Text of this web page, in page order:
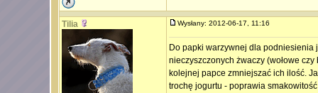
Tilia Wysłany: 2012-06-17, 11:16
Do papki warzywnej dla podniesienia
nieczyszczonych żwaczy (wołowe
kolejnej papce zmniejszać ich ilość.
trochę jogurtu - poprawia